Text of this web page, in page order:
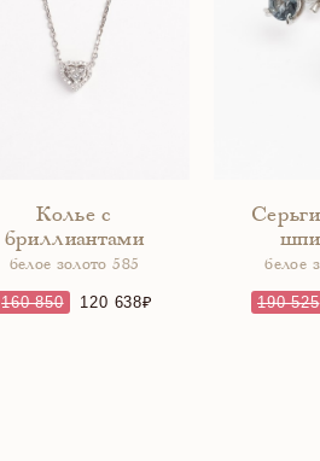
Колье с
бриллиантами
белое золото 585
160 850 120 638
белое
190 525